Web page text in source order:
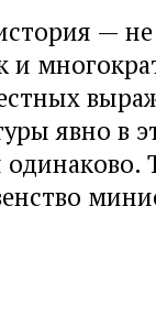
— не
и
явно в